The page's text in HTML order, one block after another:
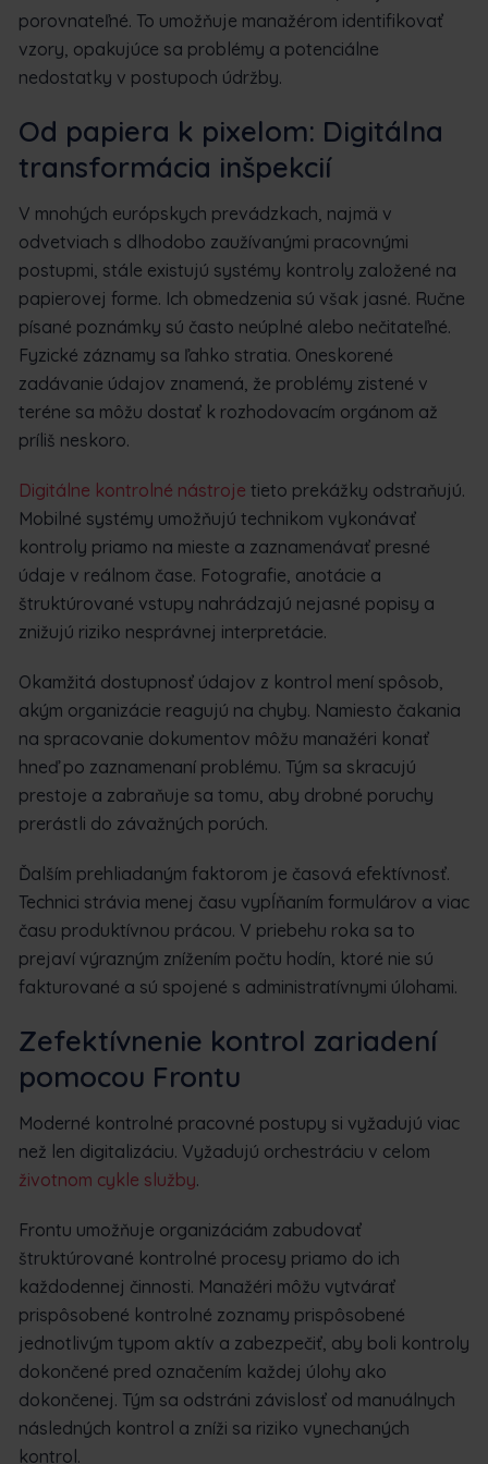
porovnateľné. To umožňuje manažérom identifikovať
vzory, opakujúce sa problémy a potenciálne
nedostatky v postupoch údržby.
Od papiera k pixelom: Digitálna
transformácia inšpekcií
V mnohých európskych prevádzkach, najmä v
odvetviach s dlhodobo zaužívanými pracovnými
postupmi, stále existujú systémy kontroly založené na
papierovej forme. Ich obmedzenia sú však jasné. Ručne
písané poznámky sú často neúplné alebo nečitateľné.
Fyzické záznamy sa ľahko stratia. Oneskorené
zadávanie údajov znamená, že problémy zistené v
teréne sa môžu dostať k rozhodovacím orgánom až
príliš neskoro.
Digitálne kontrolné nástroje tieto prekážky odstraňujú.
Mobilné systémy umožňujú technikom vykonávať
kontroly priamo na mieste a zaznamenávať presné
údaje v reálnom čase. Fotografie, anotácie a
štruktúrované vstupy nahrádzajú nejasné popisy a
znižujú riziko nesprávnej interpretácie.
Okamžitá dostupnosť údajov z kontrol mení spôsob,
akým organizácie reagujú na chyby. Namiesto čakania
na spracovanie dokumentov môžu manažéri konať
hneď po zaznamenaní problému. Tým sa skracujú
prestoje a zabraňuje sa tomu, aby drobné poruchy
prerástli do závažných porúch.
Ďalším prehliadaným faktorom je časová efektívnosť.
Technici strávia menej času vypĺňaním formulárov a viac
času produktívnou prácou. V priebehu roka sa to
prejaví výrazným znížením počtu hodín, ktoré nie sú
fakturované a sú spojené s administratívnymi úlohami.
Zefektívnenie kontrol zariadení
pomocou Frontu
Moderné kontrolné pracovné postupy si vyžadujú viac
než len digitalizáciu. Vyžadujú orchestráciu v celom
životnom cykle služby.
Frontu umožňuje organizáciám zabudovať
štruktúrované kontrolné procesy priamo do ich
každodennej činnosti. Manažéri môžu vytvárať
prispôsobené kontrolné zoznamy prispôsobené
jednotlivým typom aktív a zabezpečiť, aby boli kontroly
dokončené pred označením každej úlohy ako
dokončenej. Tým sa odstráni závislosť od manuálnych
následných kontrol a zníži sa riziko vynechaných
kontrol.